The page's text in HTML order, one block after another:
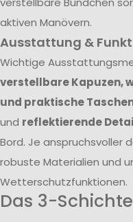
aktiven Manövern.
Ausstattung &
Wichtige
verstellbare Kapuzen,
und praktische
und reflektierende
Bord. Je anspruchsvoller
robuste Materialien und
Wetterschutzfunktionen.
Das 3-